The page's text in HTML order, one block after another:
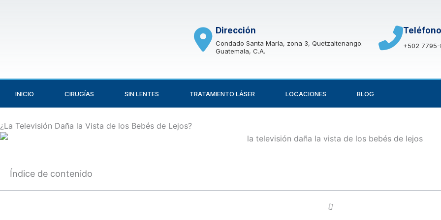
Dirección
Condado Santa María, zona 3, Quetzaltenango.
Guatemala, C.A.
Teléfono
+502
INICIO CIRUGÍAS SIN LENTES TRATAMIENTO LÁSER LOCACIONES BLOG
¿La Televisión Daña la Vista de los Bebés de Lejos?
Índice de contenido